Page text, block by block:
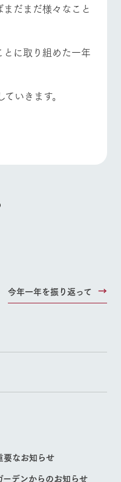
だまだ様々なこと
に取り組めた一年
いきます。
今年一年を振り返って
要なお知らせ
ーデンからのお知らせ